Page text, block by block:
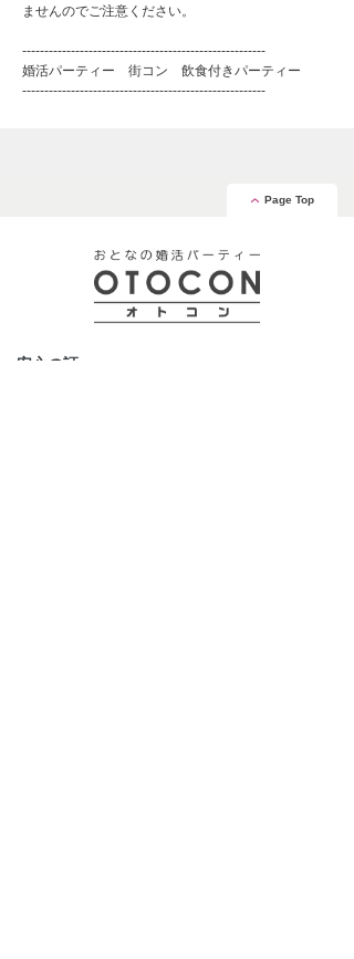
ませんのでご注意ください。
-------------------------------------------------------
婚活パーティー 街コン 飲食付きパーティー
-------------------------------------------------------
Page Top
安心の証